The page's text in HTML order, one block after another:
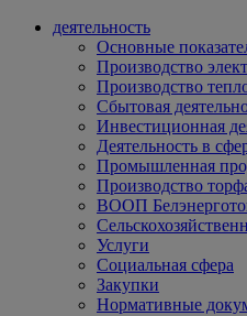
деятельность
Основные
Производство
Производство
Сбытовая
Инвестиционная
Деятельность в
Промышленная
Производство
ВООП
Услуги
Социальная сфера
Закупки
Нормативные